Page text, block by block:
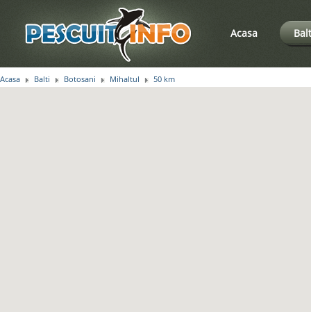
Acasa
Acasa Balti Botosani Mihaltul 50 km